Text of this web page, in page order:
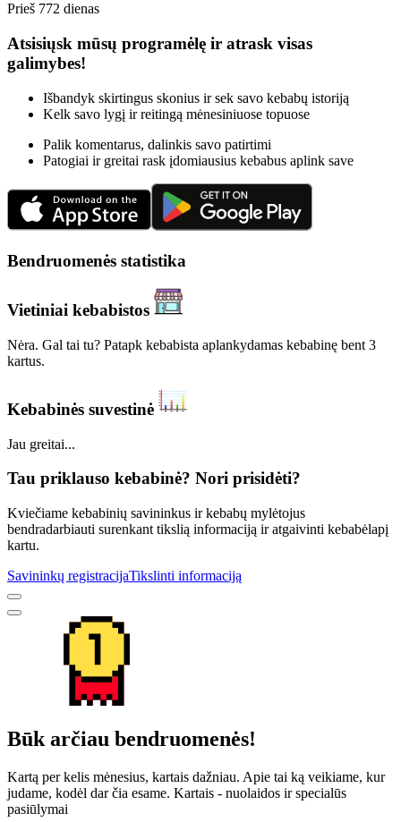
Prieš 772 dienas
Atsisiųsk mūsų programėlę ir atrask visas
galimybes!
Išbandyk skirtingus skonius ir sek savo kebabų istoriją
Kelk savo lygį ir reitingą mėnesiniuose topuose
Palik komentarus, dalinkis savo patirtimi
Patogiai ir greitai rask įdomiausius kebabus aplink save
Bendruomenės statistika
Vietiniai kebabistos
Nėra. Gal tai tu? Patapk kebabista aplankydamas kebabinę bent 3
kartus.
Kebabinės suvestinė
Jau greitai...
Tau priklauso kebabinė? Nori prisidėti?
Kviečiame kebabinių savininkus ir kebabų mylėtojus
bendradarbiauti surenkant tikslią informaciją ir atgaivinti kebabėlapį
kartu.
Savininkų registracijaTikslinti informaciją
Būk arčiau bendruomenės!
Kartą per kelis mėnesius, kartais dažniau. Apie tai ką veikiame, kur
judame, kodėl dar čia esame. Kartais - nuolaidos ir specialūs
pasiūlymai